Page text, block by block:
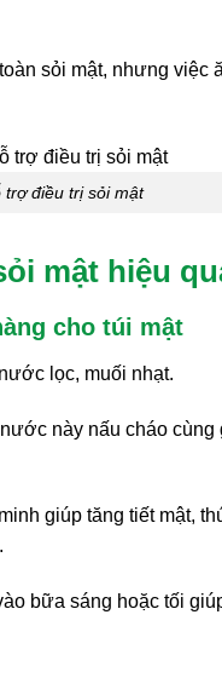
sỏi mật, nhưng việc
điều trị sỏi mật
mật hiệu
cho túi mật
lọc, muối nhạt.
này nấu cháo cùng
giúp tăng tiết mật,
bữa sáng hoặc tối